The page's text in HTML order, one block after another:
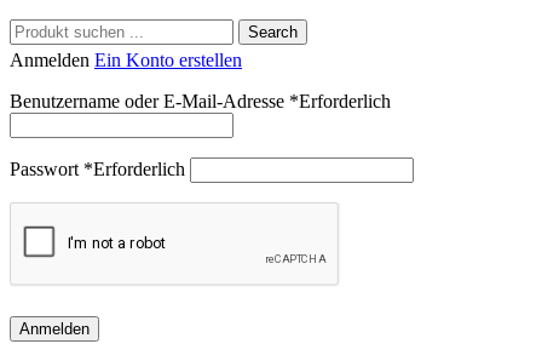
Search
Anmelden Ein Konto erstellen
Benutzername oder E-Mail-Adresse *Erforderlich
Passwort *Erforderlich
Anmelden